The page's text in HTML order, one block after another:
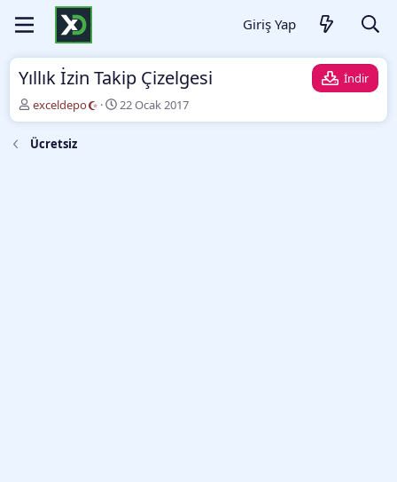
Giriş Yap
Yıllık İzin Takip Çizelgesi
İndir
Y
a
z
a
exceldepo
O
l
22 Ocak 2017
Ücretsiz